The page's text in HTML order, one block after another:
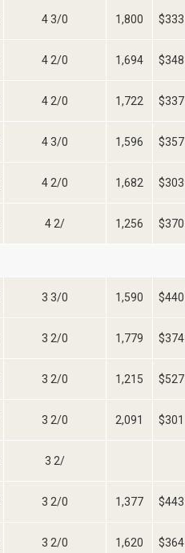
4 3/0 1,800 $333
4 2/0 1,694 $348
4 2/0 1,722 $337
4 3/0 1,596 $357
4 2/0 1,682 $303
4 2/ 1,256 $370
3 3/0 1,590 $440
3 2/0 1,779 $374
3 2/0 1,215 $527
3 2/0 2,091 $301
3 2/
3 2/0 1,377 $443
3 2/0 1,620 $364